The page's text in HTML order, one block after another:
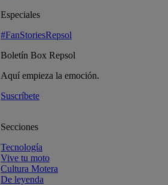
Especiales
#FanStoriesRepsol
Boletín Box Repsol
Aquí empieza la emoción.
Suscríbete
Secciones
Tecnología
Vive tu moto
Cultura Motera
De leyenda